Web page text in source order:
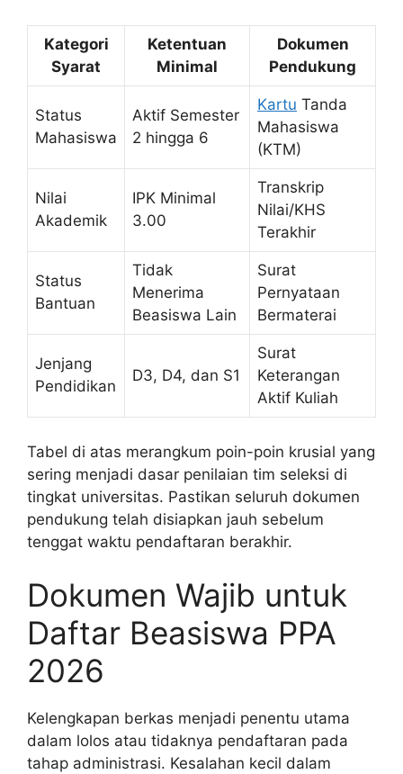
Kategori
Syarat
Ketentuan
Minimal
Dokumen
Pendukung
Status
Mahasiswa
Aktif Semester
2 hingga 6
Kartu Tanda
Mahasiswa
(KTM)
Nilai
Akademik
IPK Minimal
3.00
Transkrip
Nilai/KHS
Terakhir
Status
Bantuan
Tidak
Menerima
Beasiswa Lain
Surat
Pernyataan
Bermaterai
Jenjang
Pendidikan
D3, D4, dan S1
Surat
Keterangan
Aktif Kuliah
Tabel di atas merangkum poin-poin krusial yang
sering menjadi dasar penilaian tim seleksi di
tingkat universitas. Pastikan seluruh dokumen
pendukung telah disiapkan jauh sebelum
tenggat waktu pendaftaran berakhir.
Dokumen Wajib untuk
Daftar Beasiswa PPA
2026
Kelengkapan berkas menjadi penentu utama
dalam lolos atau tidaknya pendaftaran pada
tahap administrasi. Kesalahan kecil dalam